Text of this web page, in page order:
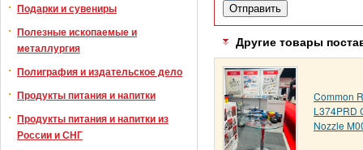
Подарки и сувениры
Полезные ископаемые и
металлургия
Полиграфия и издательское дело
Продукты питания и напитки
Продукты питания и напитки из
России и СНГ
Другие товары
Common
L374PRD
Nozzle